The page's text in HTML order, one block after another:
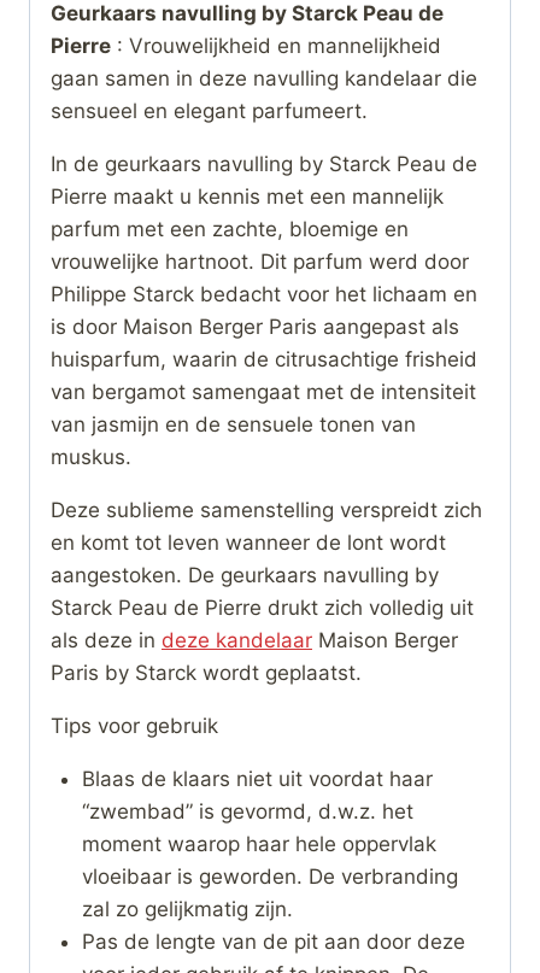
Geurkaars navulling by Starck Peau de
Pierre : Vrouwelijkheid en mannelijkheid
gaan samen in deze navulling kandelaar die
sensueel en elegant parfumeert.
In de geurkaars navulling by Starck Peau de
Pierre maakt u kennis met een mannelijk
parfum met een zachte, bloemige en
vrouwelijke hartnoot. Dit parfum werd door
Philippe Starck bedacht voor het lichaam en
is door Maison Berger Paris aangepast als
huisparfum, waarin de citrusachtige frisheid
van bergamot samengaat met de intensiteit
van jasmijn en de sensuele tonen van
muskus.
Deze sublieme samenstelling verspreidt zich
en komt tot leven wanneer de lont wordt
aangestoken. De geurkaars navulling by
Starck Peau de Pierre drukt zich volledig uit
als deze in deze kandelaar Maison Berger
Paris by Starck wordt geplaatst.
Tips voor gebruik
Blaas de klaars niet uit voordat haar
“zwembad” is gevormd, d.w.z. het
moment waarop haar hele oppervlak
vloeibaar is geworden. De verbranding
zal zo gelijkmatig zijn.
Pas de lengte van de pit aan door deze